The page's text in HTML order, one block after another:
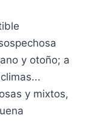
y otoño; a
y mixtos,